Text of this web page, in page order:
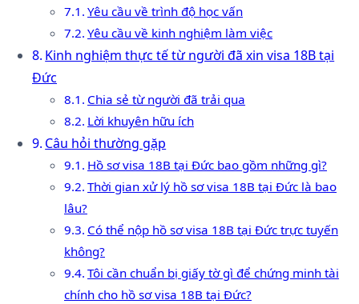
Yêu cầu về trình độ học vấn
Yêu cầu về kinh nghiệm làm việc
Kinh nghiệm thực tế từ người đã xin visa 18B tại
Đức
Chia sẻ từ người đã trải qua
Lời khuyên hữu ích
Câu hỏi thường gặp
Hồ sơ visa 18B tại Đức bao gồm những gì?
Thời gian xử lý hồ sơ visa 18B tại Đức là bao
lâu?
Có thể nộp hồ sơ visa 18B tại Đức trực tuyến
không?
Tôi cần chuẩn bị giấy tờ gì để chứng minh tài
chính cho hồ sơ visa 18B tại Đức?